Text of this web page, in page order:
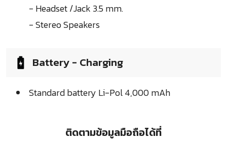
- Headset /Jack 3.5 mm.
- Stereo Speakers
Battery - Charging
Standard battery Li-Pol 4,000 mAh
ติดตามข้อมูลมือถือได้ที่